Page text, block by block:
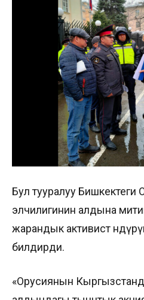
Бул тууралуу Бишкектеги
элчилигинин алдына
жарандык активист
билдирди.
«Орусиянын